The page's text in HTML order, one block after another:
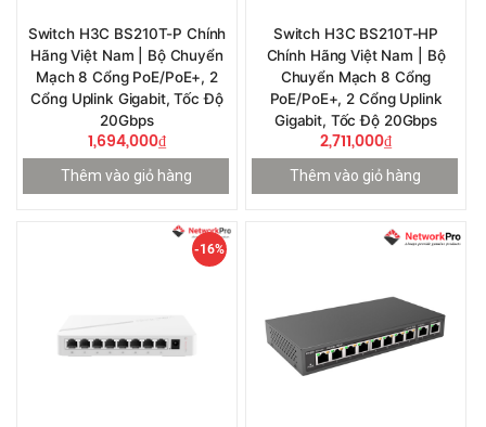
Switch H3C BS210T-P Chính
Hãng Việt Nam | Bộ Chuyển
Mạch 8 Cổng PoE/PoE+, 2
Cổng Uplink Gigabit, Tốc Độ
20Gbps
1,694,000₫
Thêm vào giỏ hàng
Switch H3C BS210T-HP
Chính Hãng Việt Nam | Bộ
Chuyển Mạch 8 Cổng
PoE/PoE+, 2 Cổng Uplink
Gigabit, Tốc Độ 20Gbps
2,711,000₫
Thêm vào giỏ hàng
-16%